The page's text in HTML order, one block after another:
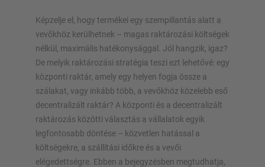
Képzelje el, hogy termékei egy szempillantás alatt a
vevőkhöz kerülhetnek – magas raktározási költségek
nélkül, maximális hatékonysággal. Jól hangzik, igaz?
De melyik raktározási stratégia teszi ezt lehetővé: egy
központi raktár, amely egy helyen fogja össze a
szálakat, vagy inkább több, a vevőkhöz közelebb eső
decentralizált raktár? A központi és a decentralizált
raktározás közötti választás a vállalatok egyik
legfontosabb döntése – közvetlen hatással a
költségekre, a szállítási időkre és a vevői
elégedettségre. Ebben a bejegyzésben megtudhatja,
ÁLLVÁNYRENDSZEREK
Raklapos állvány